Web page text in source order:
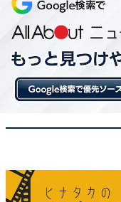
をもち個人的にイベ
はスズキ ワゴンR（
となった場所を聖